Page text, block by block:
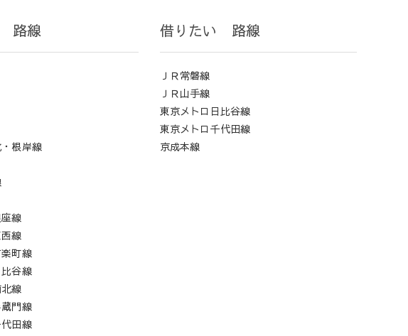
路線
・根岸線
線
線
町線
谷線
線
門線
田線
借りたい 路線
ＪＲ常磐線
ＪＲ山手線
東京メトロ日比谷線
東京メトロ千代田線
京成本線